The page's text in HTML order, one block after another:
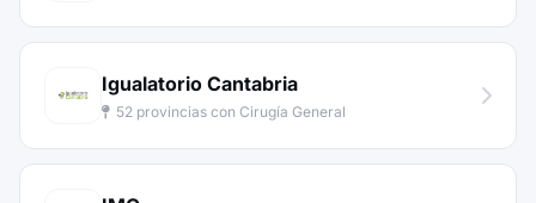
Igualatorio Cantabria
52 provincias con Cirugía General